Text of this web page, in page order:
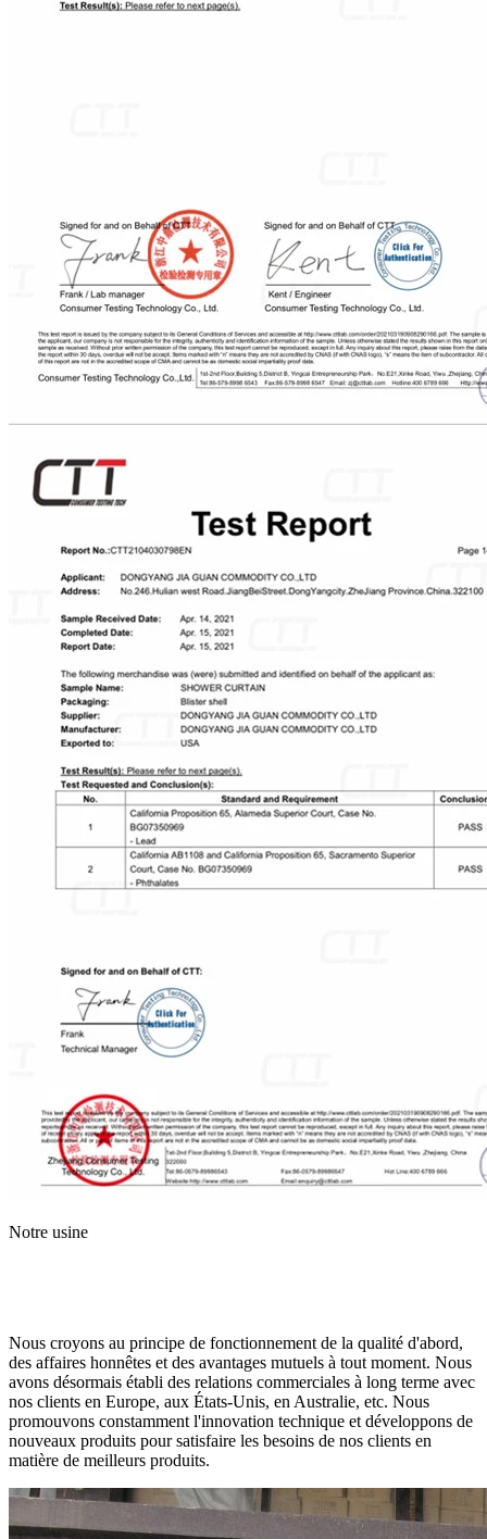
Notre usine
Nous croyons au principe de fonctionnement de la qualité d'abord,
des affaires honnêtes et des avantages mutuels à tout moment. Nous
avons désormais établi des relations commerciales à long terme avec
nos clients en Europe, aux États-Unis, en Australie, etc. Nous
promouvons constamment l'innovation technique et développons de
nouveaux produits pour satisfaire les besoins de nos clients en
matière de meilleurs produits.